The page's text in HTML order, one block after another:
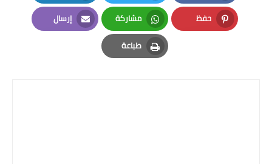
Facebook
Twitter
LinkedIn
حفظ
Pinterest
مشاركة
Whatsapp
إرسال
Email
طباعة
Print